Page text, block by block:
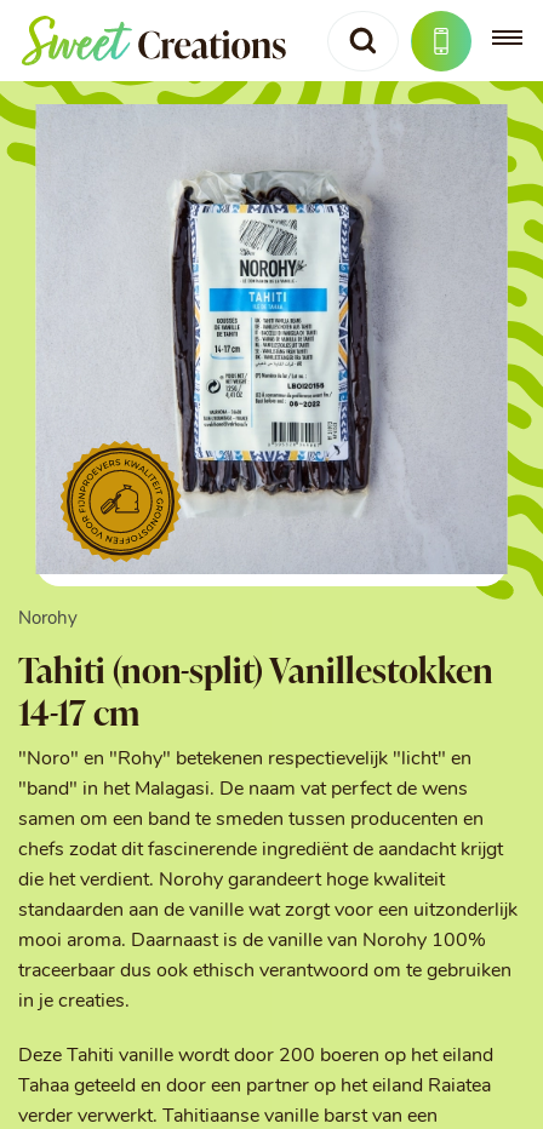
Norohy
Tahiti (non-split) Vanillestokken
14-17 cm
"Noro" en "Rohy" betekenen respectievelijk "licht" en
"band" in het Malagasi. De naam vat perfect de wens
samen om een band te smeden tussen producenten en
chefs zodat dit fascinerende ingrediënt de aandacht krijgt
die het verdient. Norohy garandeert hoge kwaliteit
standaarden aan de vanille wat zorgt voor een uitzonderlijk
mooi aroma. Daarnaast is de vanille van Norohy 100%
traceerbaar dus ook ethisch verantwoord om te gebruiken
in je creaties.
Deze Tahiti vanille wordt door 200 boeren op het eiland
Tahaa geteeld en door een partner op het eiland Raiatea
verder verwerkt. Tahitiaanse vanille barst van een